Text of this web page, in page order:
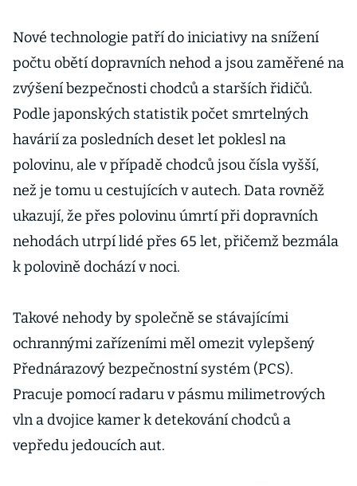
Nové technologie patří do iniciativy na snížení
počtu obětí dopravních nehod a jsou zaměřené na
zvýšení bezpečnosti chodců a starších řidičů.
Podle japonských statistik počet smrtelných
havárií za posledních deset let poklesl na
polovinu, ale v případě chodců jsou čísla vyšší,
než je tomu u cestujících v autech. Data rovněž
ukazují, že přes polovinu úmrtí při dopravních
nehodách utrpí lidé přes 65 let, přičemž bezmála
k polovině dochází v noci.
Takové nehody by společně se stávajícími
ochrannými zařízeními měl omezit vylepšený
Přednárazový bezpečnostní systém (PCS).
Pracuje pomocí radaru v pásmu milimetrových
vln a dvojice kamer k detekování chodců a
vepředu jedoucích aut.